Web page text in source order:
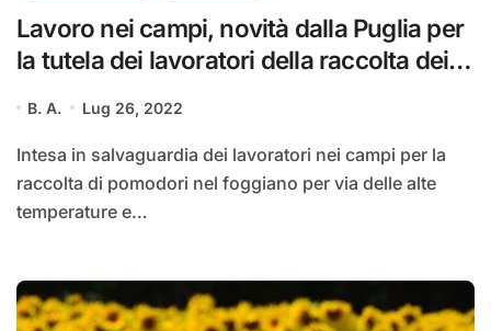
Lavoro nei campi, novità dalla Puglia per
la tutela dei lavoratori della raccolta dei
B. A. Lug 26, 2022
Intesa in salvaguardia dei lavoratori nei campi per la
raccolta di pomodori nel foggiano per via delle alte
temperature e…